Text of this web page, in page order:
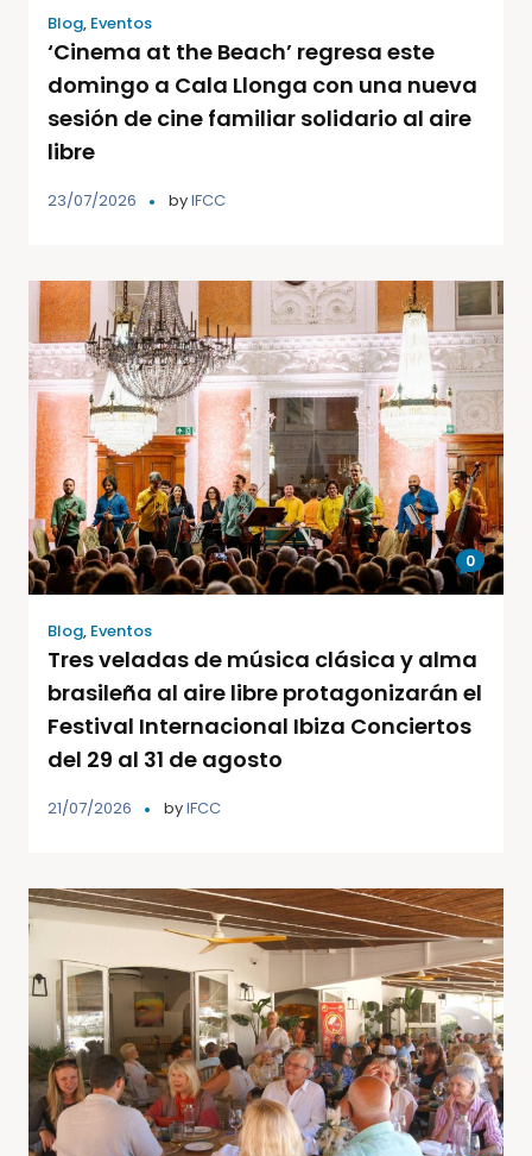
Blog, Eventos
‘Cinema at the Beach’ regresa este
domingo a Cala Llonga con una nueva
sesión de cine familiar solidario al aire
libre
23/07/2026 byIFCC
0
Blog, Eventos
Tres veladas de música clásica y alma
brasileña al aire libre protagonizarán el
Festival Internacional Ibiza Conciertos
del 29 al 31 de agosto
21/07/2026 byIFCC